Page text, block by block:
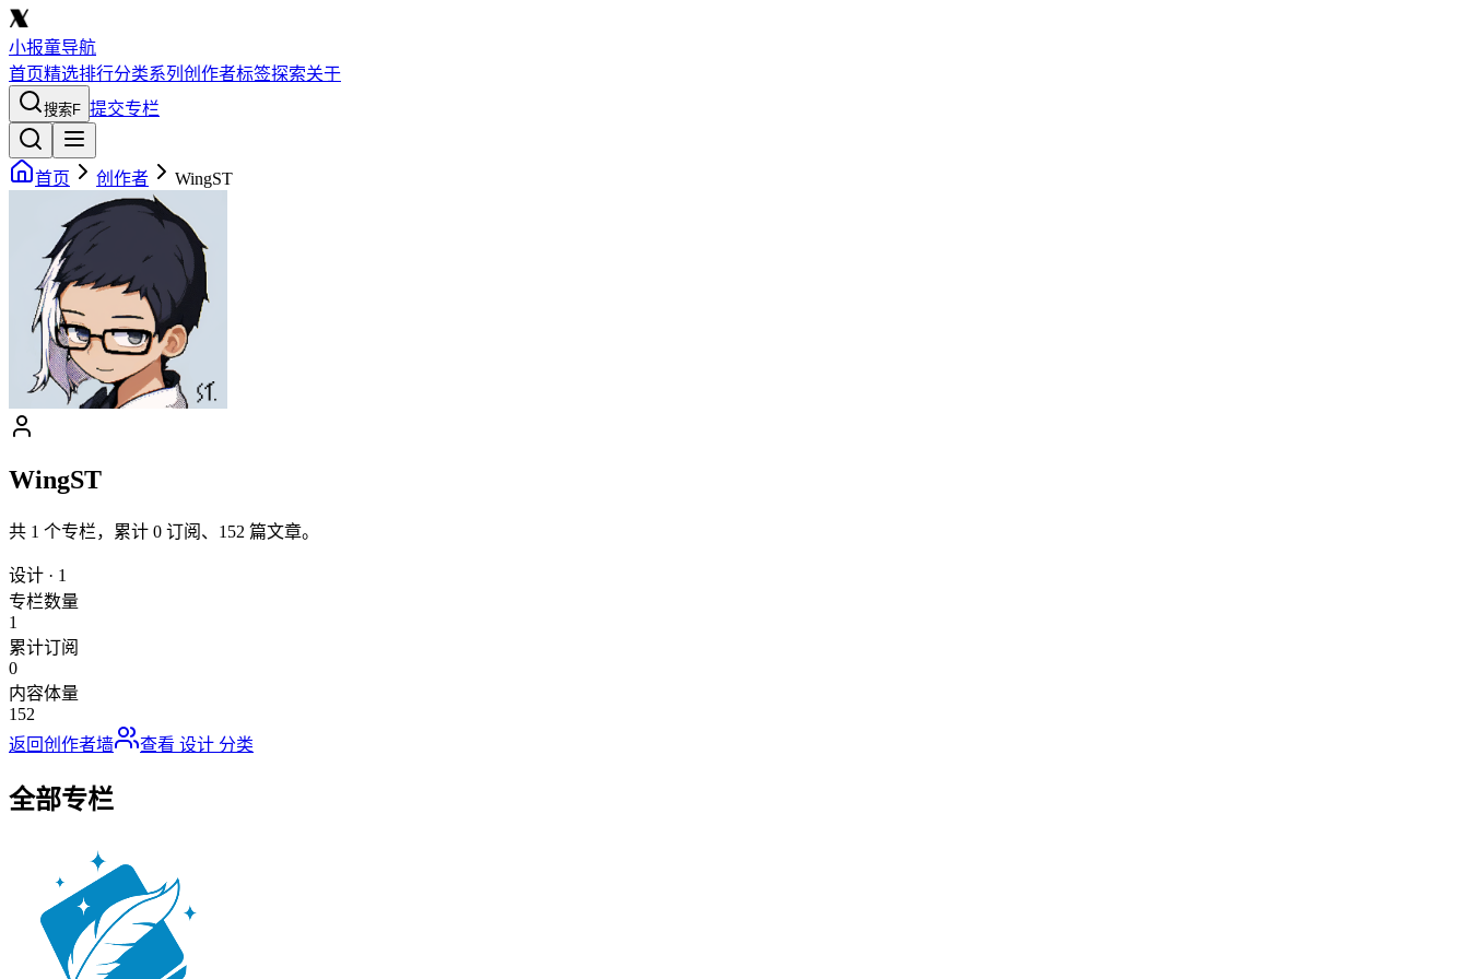
小报童导航
首页精选排行分类系列 创作者标签探索关于
搜索F 提交专栏
首页 创作者 WingST
WingST
共 1 个专栏，累计 0 订阅、 152 篇文章。
设计 · 1
专栏数量
1
累计订阅
0
内容体量
152
返回创作者墙
查看 设计 分类
全部专栏